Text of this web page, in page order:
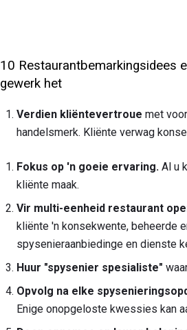
10 Restaurantbemarkingsidees
gewerk het
Verdien kliëntevertroue met
handelsmerk. Kliënte verwag
Fokus op 'n goeie ervaring. Al u
kliënte maak.
Vir multi-eenheid restaurant
kliënte 'n konsekwente, beheerde
spysenieraanbiedinge en dienste
Huur "spysenier spesialiste"
Opvolg na elke
Enige onopgeloste kwessies kan